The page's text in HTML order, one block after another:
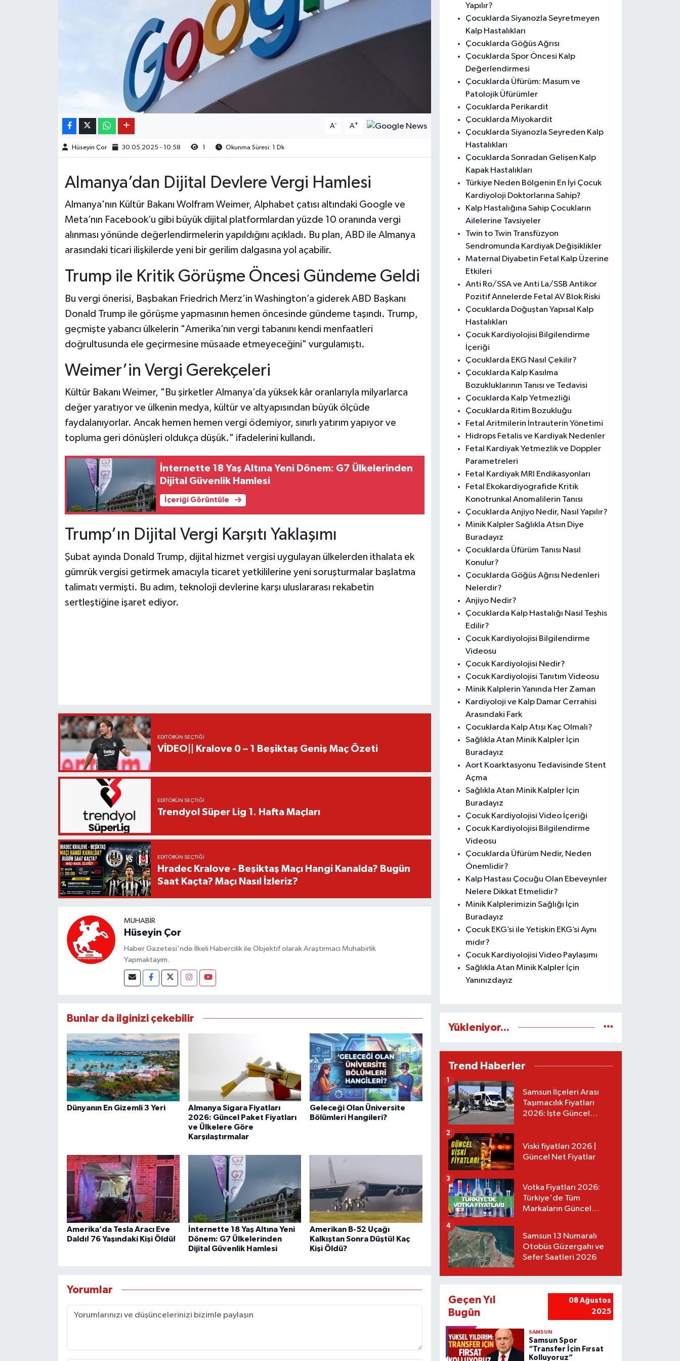
A- A+
Hüseyin Çor 30.05.2025 - 10:58 Okunma Süresi: 1 Dk
Almanya’dan Dijital Devlere Vergi Hamlesi
Almanya'nın Kültür Bakanı Wolfram Weimer, Alphabet çatısı altındaki Google ve
Meta’nın Facebook’u gibi büyük dijital platformlardan yüzde 10 oranında vergi
alınması yönünde değerlendirmelerin yapıldığını açıkladı. Bu plan, ABD ile Almanya
arasındaki ticari ilişkilerde yeni bir gerilim dalgasına yol açabilir.
Trump ile Kritik Görüşme Öncesi Gündeme Geldi
Bu vergi önerisi, Başbakan Friedrich Merz’in Washington’a giderek ABD Başkanı
Donald Trump ile görüşme yapmasının hemen öncesinde gündeme taşındı. Trump,
geçmişte yabancı ülkelerin "Amerika’nın vergi tabanını kendi menfaatleri
doğrultusunda ele geçirmesine müsaade etmeyeceğini" vurgulamıştı.
Weimer’in Vergi Gerekçeleri
Kültür Bakanı Weimer, "Bu şirketler Almanya’da yüksek kâr oranlarıyla milyarlarca
değer yaratıyor ve ülkenin medya, kültür ve altyapısından büyük ölçüde
faydalanıyorlar. Ancak hemen hemen vergi ödemiyor, sınırlı yatırım yapıyor ve
topluma geri dönüşleri oldukça düşük." ifadelerini kullandı.
İnternette 18 Yaş Altına Yeni Dönem: G7 Ülkelerinden
Dijital Güvenlik Hamlesi
İçeriği Görüntüle
Trump’ın Dijital Vergi Karşıtı Yaklaşımı
Şubat ayında Donald Trump, dijital hizmet vergisi uygulayan ülkelerden ithalata ek
gümrük vergisi getirmek amacıyla ticaret yetkililerine yeni soruşturmalar başlatma
talimatı vermişti. Bu adım, teknoloji devlerine karşı uluslararası rekabetin
sertleştiğine işaret ediyor.
EDITÖRÜN SEÇTIĞI
VİDEO|| Kralove 0 – 1 Beşiktaş Geniş Maç Özeti
EDITÖRÜN SEÇTIĞI
Trendyol Süper Lig 1. Hafta Maçları
EDITÖRÜN SEÇTIĞI
Hradec Kralove - Beşiktaş Maçı Hangi Kanalda? Bugün
Saat Kaçta? Maçı Nasıl İzleriz?
MUHABIR
Hüseyin Çor
Haber Gazetesi'nde İlkeli Habercilik ile Objektif olarak Araştırmacı Muhabirlik
Yapmaktayım.
Bunlar da ilginizi çekebilir
Dünyanın En Gizemli 3 Yeri
Almanya Sigara Fiyatları
2026: Güncel Paket Fiyatları
ve Ülkelere Göre
Karşılaştırmalar
Geleceği Olan Üniversite
Bölümleri Hangileri?
Amerika’da Tesla Aracı Eve
Daldı! 76 Yaşındaki Kişi Öldü!
İnternette 18 Yaş Altına Yeni
Dönem: G7 Ülkelerinden
Dijital Güvenlik Hamlesi
Amerikan B-52 Uçağı
Kalkıştan Sonra Düştü! Kaç
Kişi Öldü?
Yorumlar
Yapılır?
Çocuklarda Siyanozla Seyretmeyen
Kalp Hastalıkları
Çocuklarda Göğüs Ağrısı
Çocuklarda Spor Öncesi Kalp
Değerlendirmesi
Çocuklarda Üfürüm: Masum ve
Patolojik Üfürümler
Çocuklarda Perikardit
Çocuklarda Miyokardit
Çocuklarda Siyanozla Seyreden Kalp
Hastalıkları
Çocuklarda Sonradan Gelişen Kalp
Kapak Hastalıkları
Türkiye Neden Bölgenin En İyi Çocuk
Kardiyoloji Doktorlarına Sahip?
Kalp Hastalığına Sahip Çocukların
Ailelerine Tavsiyeler
Twin to Twin Transfüzyon
Sendromunda Kardiyak Değişiklikler
Maternal Diyabetin Fetal Kalp Üzerine
Etkileri
Anti Ro/SSA ve Anti La/SSB Antikor
Pozitif Annelerde Fetal AV Blok Riski
Çocuklarda Doğuştan Yapısal Kalp
Hastalıkları
Çocuk Kardiyolojisi Bilgilendirme
İçeriği
Çocuklarda EKG Nasıl Çekilir?
Çocuklarda Kalp Kasılma
Bozukluklarının Tanısı ve Tedavisi
Çocuklarda Kalp Yetmezliği
Çocuklarda Ritim Bozukluğu
Fetal Aritmilerin İntrauterin Yönetimi
Hidrops Fetalis ve Kardiyak Nedenler
Fetal Kardiyak Yetmezlik ve Doppler
Parametreleri
Fetal Kardiyak MRI Endikasyonları
Fetal Ekokardiyografide Kritik
Konotrunkal Anomalilerin Tanısı
Çocuklarda Anjiyo Nedir, Nasıl Yapılır?
Minik Kalpler Sağlıkla Atsın Diye
Buradayız
Çocuklarda Üfürüm Tanısı Nasıl
Konulur?
Çocuklarda Göğüs Ağrısı Nedenleri
Nelerdir?
Anjiyo Nedir?
Çocuklarda Kalp Hastalığı Nasıl Teşhis
Edilir?
Çocuk Kardiyolojisi Bilgilendirme
Videosu
Çocuk Kardiyolojisi Nedir?
Çocuk Kardiyolojisi Tanıtım Videosu
Minik Kalplerin Yanında Her Zaman
Kardiyoloji ve Kalp Damar Cerrahisi
Arasındaki Fark
Çocuklarda Kalp Atışı Kaç Olmalı?
Sağlıkla Atan Minik Kalpler İçin
Buradayız
Aort Koarktasyonu Tedavisinde Stent
Açma
Sağlıkla Atan Minik Kalpler İçin
Buradayız
Çocuk Kardiyolojisi Video İçeriği
Çocuk Kardiyolojisi Bilgilendirme
Videosu
Çocuklarda Üfürüm Nedir, Neden
Önemlidir?
Kalp Hastası Çocuğu Olan Ebeveynler
Nelere Dikkat Etmelidir?
Minik Kalplerimizin Sağlığı İçin
Buradayız
Çocuk EKG’si ile Yetişkin EKG’si Aynı
mıdır?
Çocuk Kardiyolojisi Video Paylaşımı
Sağlıkla Atan Minik Kalpler İçin
Yanınızdayız
Yükleniyor...
Trend Haberler
Samsun İlçeleri Arası
Taşımacılık Fiyatları
2026: İşte Güncel
1
Viski fiyatları 2026 |
Güncel Net Fiyatlar
2
Votka Fiyatları 2026:
Türkiye'de Tüm
Markaların Güncel
3
Samsun 13 Numaralı
Otobüs Güzergahı ve
Sefer Saatleri 2026
4
Geçen Yıl
Bugün
08 Ağustos
2025
SAMSUN
Samsun Spor
“Transfer İçin Fırsat
Kolluyoruz”